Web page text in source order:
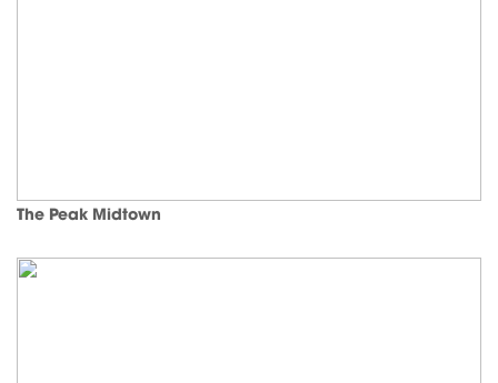
The Peak Midtown